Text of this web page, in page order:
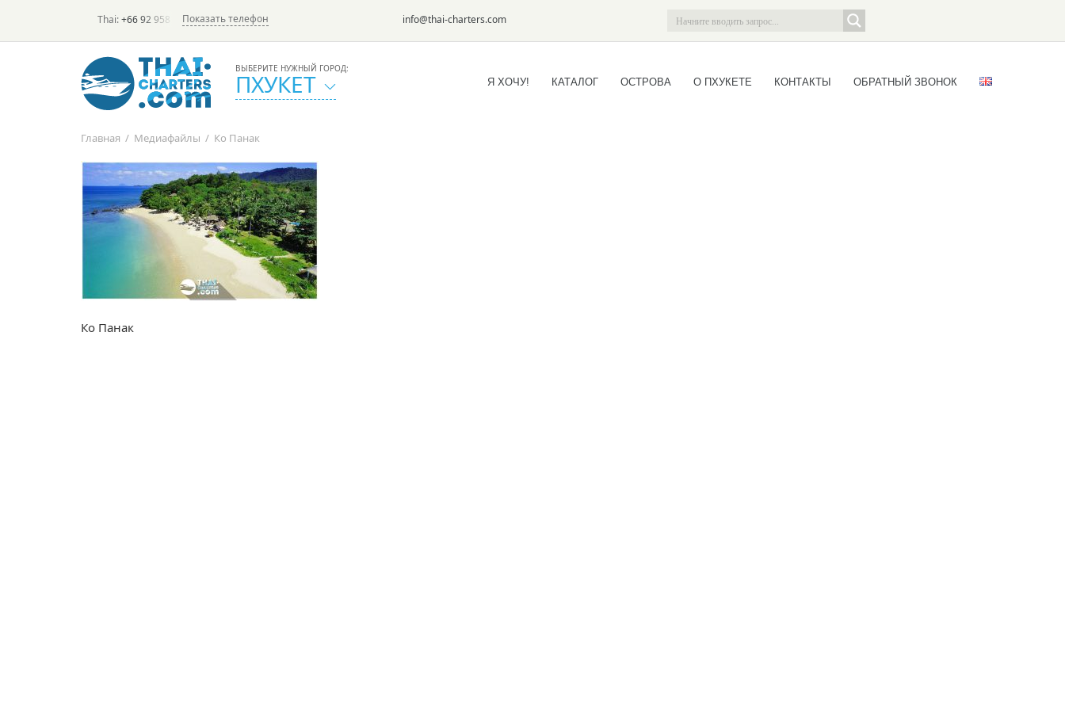
Thai:+66 92 958 8644(rus/eng) | в России:
Показать телефон info@thai-charters.com
ВЫБЕРИТЕ НУЖНЫЙ ГОРОД:
ПХУКЕТ Я ХОЧУ! КАТАЛОГ ОСТРОВА О ПХУКЕТЕ КОНТАКТЫ ОБРАТНЫЙ ЗВОНОК
Главная / Медиафайлы / Ко Панак
Ко Панак